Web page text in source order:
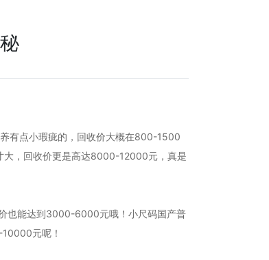
有点小瑕疵的，回收价大概在800-1500
大，回收价更是高达8000-12000元，真是
也能达到3000-6000元哦！小尺码国产普
元呢！